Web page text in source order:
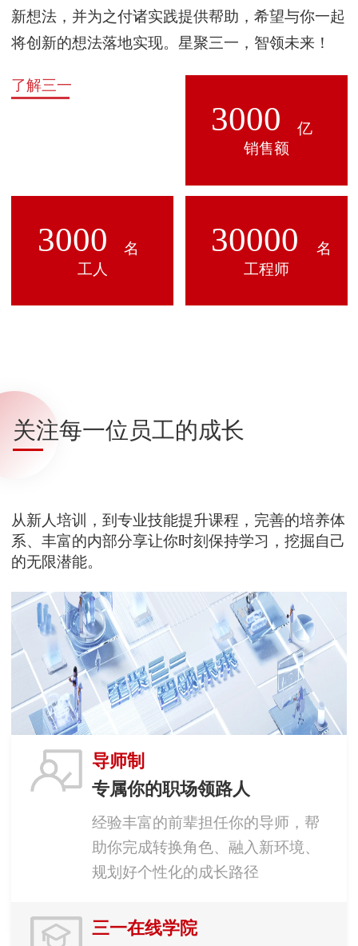
新想法，并为之付诸实践提供帮助，希望与你一起
将创新的想法落地实现。星聚三一，智领未来！
了解三一
3000
亿
销售额
3000
名
工人
30000
名
工程师
关注每一位员工的成长
从新人培训，到专业技能提升课程，完善的培养体
系、丰富的内部分享让你时刻保持学习，挖掘自己
的无限潜能。
导师制
专属你的职场领路人
经验丰富的前辈担任你的导师，帮
助你完成转换角色、融入新环境、
规划好个性化的成长路径
三一在线学院